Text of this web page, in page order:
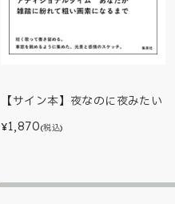
【サイン本】夜なのに夜みたい
¥1,870(税込)